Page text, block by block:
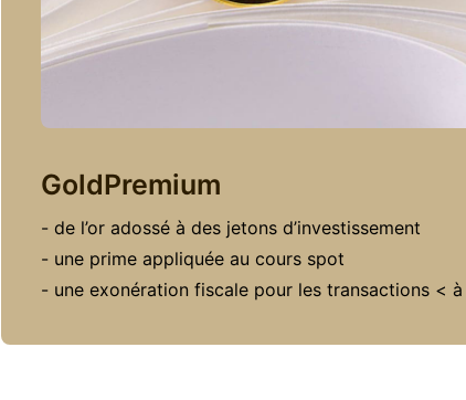
GoldPremium
- de l’or adossé à des jetons d’investissement
- une prime appliquée au cours spot
- une exonération fiscale pour les transactions <